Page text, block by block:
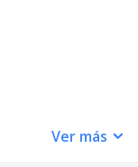
Ver más